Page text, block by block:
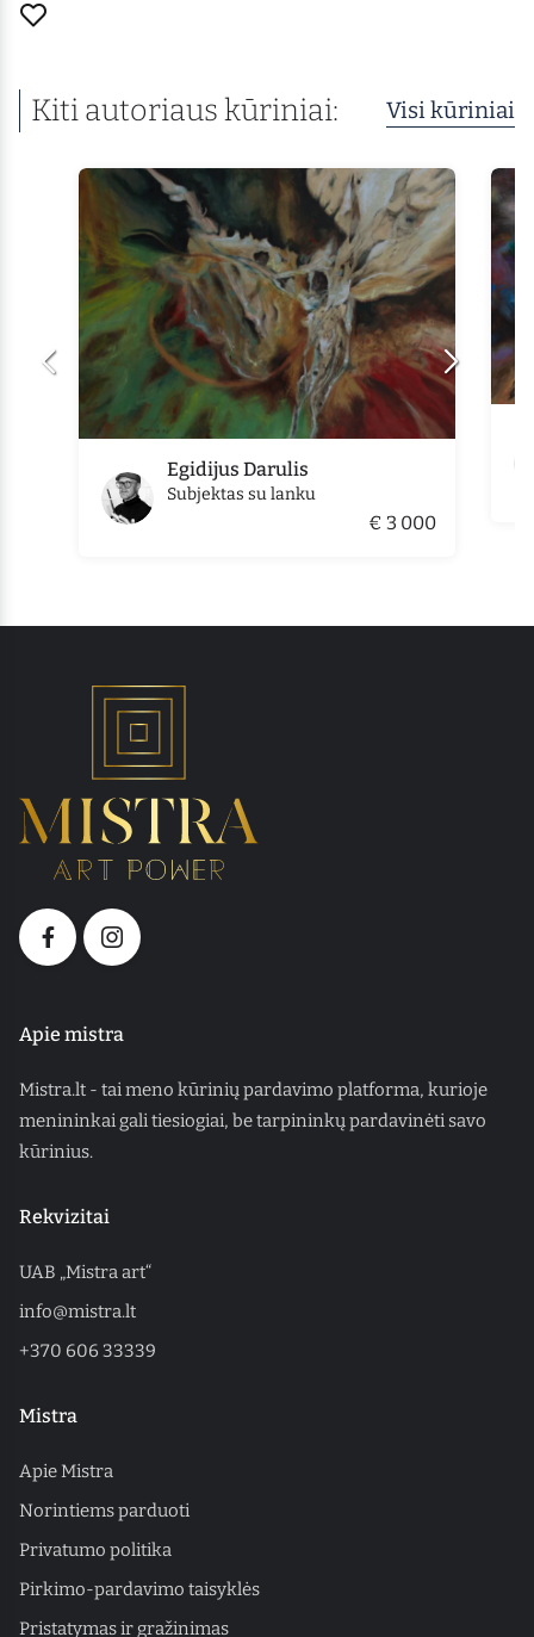
Kiti autoriaus kūriniai: Visi kūriniai
Egidijus Darulis
Subjektas su lanku
€ 3 000
Apie mistra
Mistra.lt - tai meno kūrinių pardavimo platforma, kurioje
menininkai gali tiesiogiai, be tarpininkų pardavinėti savo
kūrinius.
Rekvizitai
UAB „Mistra art“
info@mistra.lt
+370 606 33339
Mistra
Apie Mistra
Norintiems parduoti
Privatumo politika
Pirkimo-pardavimo taisyklės
Pristatymas ir gražinimas